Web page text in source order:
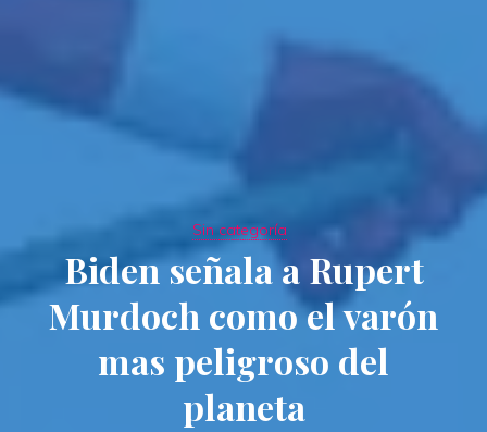
Sin categoría
Biden señala a Rupert
Murdoch como el varón
mas peligroso del
planeta